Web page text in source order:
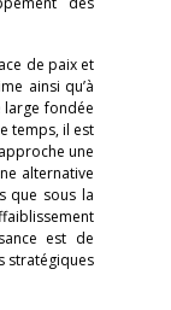
de paix et
ainsi qu’à
fondée
temps, il est
une
alternative
que sous la
est de
stratégiques